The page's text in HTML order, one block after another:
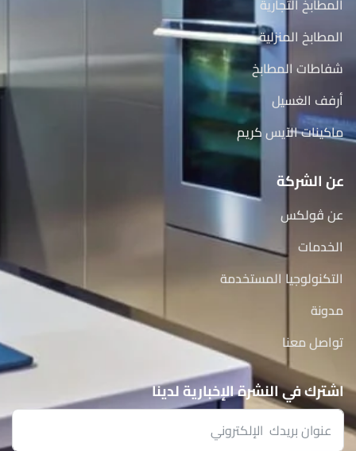
المطابخ التجارية
المطابخ المنزلية
شفاطات المطابخ
أرفف الغسيل
ماكينات الآيس كريم
عن الشركة
عن ڤولكس
الخدمات
التكنولوجيا المستخدمة
مدونة
تواصل معنا
اشترك في النشرة الإخبارية لدينا